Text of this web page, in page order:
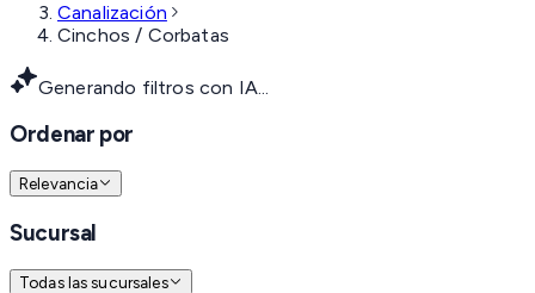
Canalización
Cinchos / Corbatas
Generando filtros con IA...
Ordenar por
Relevancia
Sucursal
Todas las sucursales